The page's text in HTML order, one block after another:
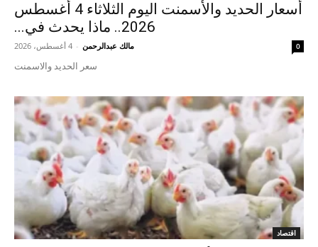
أسعار الحديد والأسمنت اليوم الثلاثاء 4 أغسطس
2026.. ماذا يحدث في...
مالك عبدالرحمن - 4 أغسطس، 2026 0
سعر الحديد والاسمنت
اقتصاد